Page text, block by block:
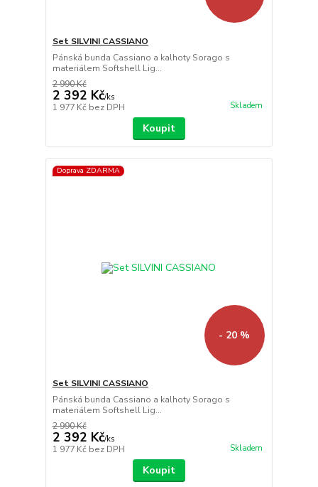
Set SILVINI CASSIANO
Pánská bunda Cassiano a kalhoty Sorago s
materiálem Softshell Lig...
2 990 Kč
2 392 Kč/ks
1 977 Kč bez DPH Skladem
Koupit
Doprava ZDARMA
- 20 %
Set SILVINI CASSIANO
Pánská bunda Cassiano a kalhoty Sorago s
materiálem Softshell Lig...
2 990 Kč
2 392 Kč/ks
1 977 Kč bez DPH Skladem
Koupit